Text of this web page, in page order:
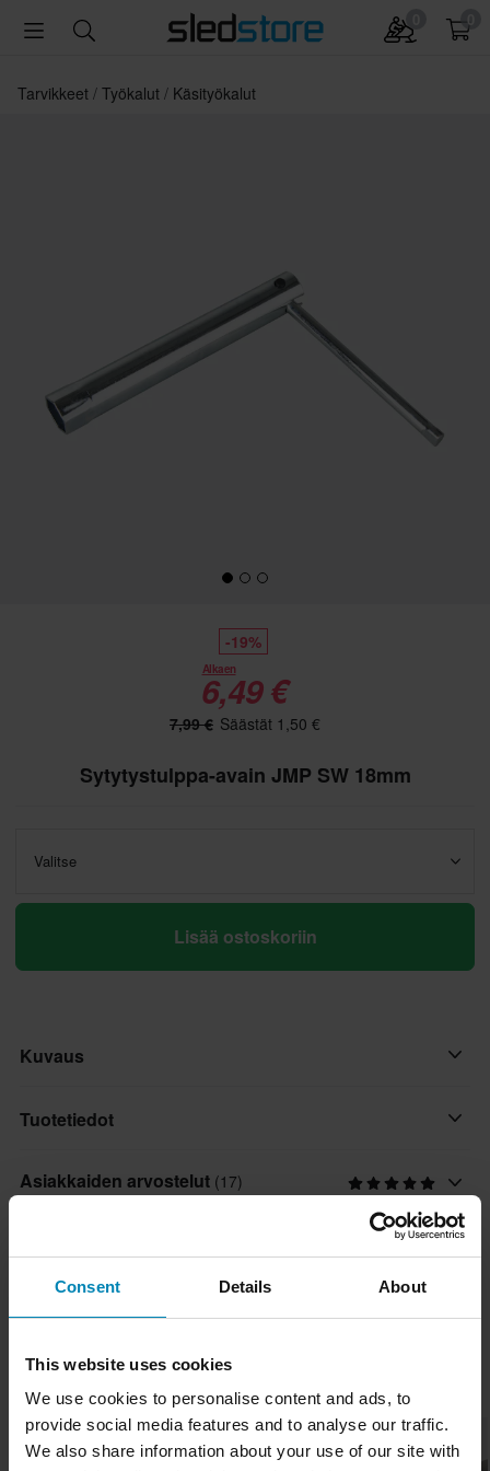
Consent Details About
This website uses cookies
We use cookies to personalise content and ads, to
provide social media features and to analyse our traffic.
We also share information about your use of our site with
Tarvikkeet Työkalut Käsityökalut
-19%
Alkaen
6,49 €
7,99 € Säästät 1,50 €
Sytytystulppa-avain JMP SW 18mm
Valitse
Lisää ostoskoriin
Kuvaus
Kätevä ja käyttäjäystävällinen sytytystulpan avain JMP:ltä.
Säädettävä T-kahva.
Pituus: 118mm/160mm
Tuotetiedot
Merkki
Paketin mitat
118 mm
30 x 120 x 25 mm
Asiakkaiden arvostelut (17)
Teemme aina parhaamme varmistaaksemme, että vastaanotat
tuotteet mahdollisimman nopeasti!
Alin hintatakuu
Kysy jotain
Suosikit kategoriassa Käsityökalut